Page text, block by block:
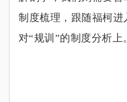
制度梳理，跟随福柯
对“规训 ”的制度分析上